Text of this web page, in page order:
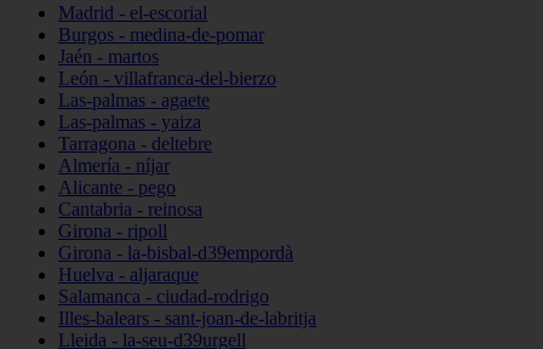
Madrid - el-escorial
Burgos - medina-de-pomar
Jaén - martos
León - villafranca-del-bierzo
Las-palmas - agaete
Las-palmas - yaiza
Tarragona - deltebre
Almería - níjar
Alicante - pego
Cantabria - reinosa
Girona - ripoll
Girona - la-bisbal-d39empordà
Huelva - aljaraque
Salamanca - ciudad-rodrigo
Illes-balears - sant-joan-de-labritja
Lleida - la-seu-d39urgell